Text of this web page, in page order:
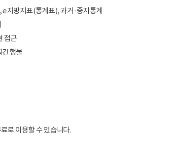
지방지표(통계표), 과거·중지통계
접근
간행물
로 이용할 수 있습니다.